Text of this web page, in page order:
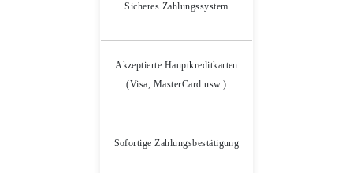
Sicheres Zahlungssystem
Akzeptierte Hauptkreditkarten
(Visa, MasterCard usw.)
Sofortige Zahlungsbestätigung